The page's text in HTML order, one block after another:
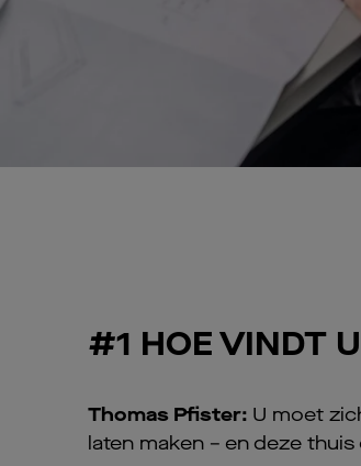
#1 HOE VINDT
Thomas Pfister: U moet
laten maken – en deze